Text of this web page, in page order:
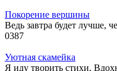
Покорение вершины
Ведь завтра будет лучше,
0387
Уютная скамейка
Я иду творить стихи,